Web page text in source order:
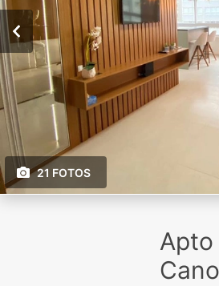
21 FOTOS
Apto